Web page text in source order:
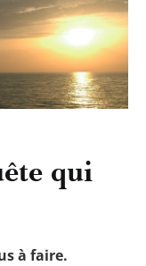
qui
à faire.